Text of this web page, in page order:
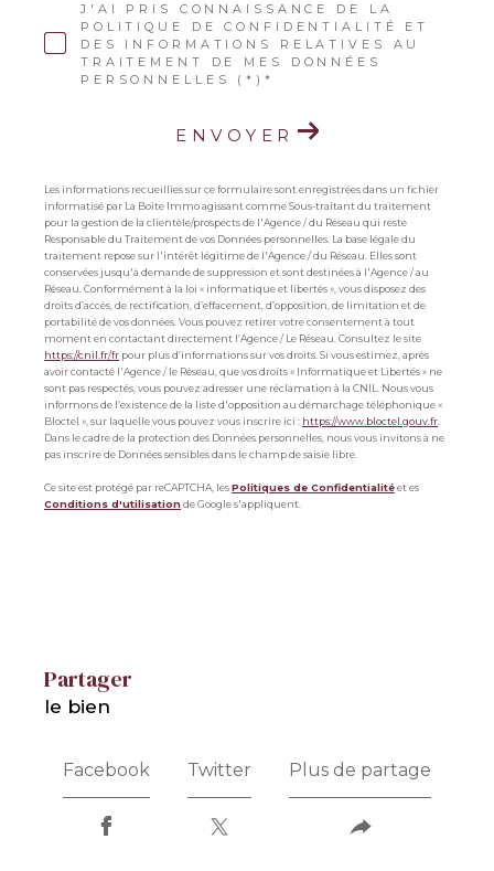
J'AI PRIS CONNAISSANCE DE LA
POLITIQUE DE CONFIDENTIALITÉ ET
DES INFORMATIONS RELATIVES AU
TRAITEMENT DE MES DONNÉES
PERSONNELLES (*)*
ENVOYER
Les informations recueillies sur ce formulaire sont enregistrées dans un fichier
informatisé par La Boite Immo agissant comme Sous-traitant du traitement
pour la gestion de la clientèle/prospects de l'Agence / du Réseau qui reste
Responsable du Traitement de vos Données personnelles. La base légale du
traitement repose sur l'intérêt légitime de l'Agence / du Réseau. Elles sont
conservées jusqu'à demande de suppression et sont destinées à l'Agence / au
Réseau. Conformément à la loi « informatique et libertés », vous disposez des
droits d’accès, de rectification, d’effacement, d’opposition, de limitation et de
portabilité de vos données. Vous pouvez retirer votre consentement à tout
moment en contactant directement l’Agence / Le Réseau. Consultez le site
https://cnil.fr/fr pour plus d’informations sur vos droits. Si vous estimez, après
avoir contacté l'Agence / le Réseau, que vos droits « Informatique et Libertés » ne
sont pas respectés, vous pouvez adresser une réclamation à la CNIL. Nous vous
informons de l’existence de la liste d'opposition au démarchage téléphonique «
Bloctel », sur laquelle vous pouvez vous inscrire ici : https://www.bloctel.gouv.fr
Dans le cadre de la protection des Données personnelles, nous vous invitons à ne
pas inscrire de Données sensibles dans le champ de saisie libre.
Ce site est protégé par reCAPTCHA, lesPolitiques de Confidentialitéet es
Conditions d'utilisationde Google s'appliquent.
partager
le bien
Facebook Twitter Plus de partage